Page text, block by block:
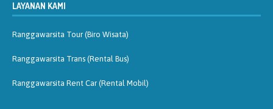
LAYANAN KAMI
Ranggawarsita Tour (Biro Wisata)
Ranggawarsita Trans (Rental Bus)
Ranggawarsita Rent Car (Rental Mobil)